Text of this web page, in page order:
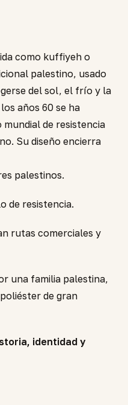
como kuffiyeh o
palestino, usado
del sol, el frío y la
años 60 se ha
de resistencia
Su diseño encierra
palestinos.
de resistencia.
rutas comerciales y
una familia palestina,
de gran
identidad y